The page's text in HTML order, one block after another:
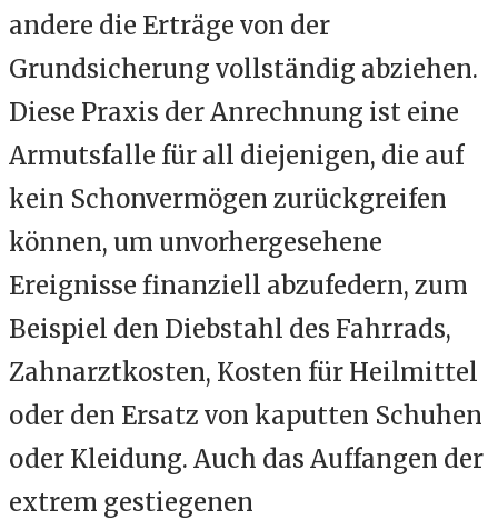
andere die Erträge von der
Grundsicherung vollständig abziehen.
Diese Praxis der Anrechnung ist eine
Armutsfalle für all diejenigen, die auf
kein Schonvermögen zurückgreifen
können, um unvorhergesehene
Ereignisse finanziell abzufedern, zum
Beispiel den Diebstahl des Fahrrads,
Zahnarztkosten, Kosten für Heilmittel
oder den Ersatz von kaputten Schuhen
oder Kleidung. Auch das Auffangen der
extrem gestiegenen